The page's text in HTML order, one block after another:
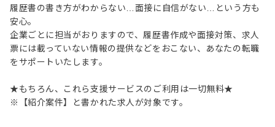
履歴書の書き方がわからない…面接に自信がない…という方も
安心。
企業ごとに担当がおりますので、履歴書作成や面接対策、求人
票には載っていない情報の提供などをおこない、あなたの転職
をサポートいたします。
★もちろん、これら支援サービスのご利用は一切無料★
※【紹介案件】と書かれた求人が対象です。